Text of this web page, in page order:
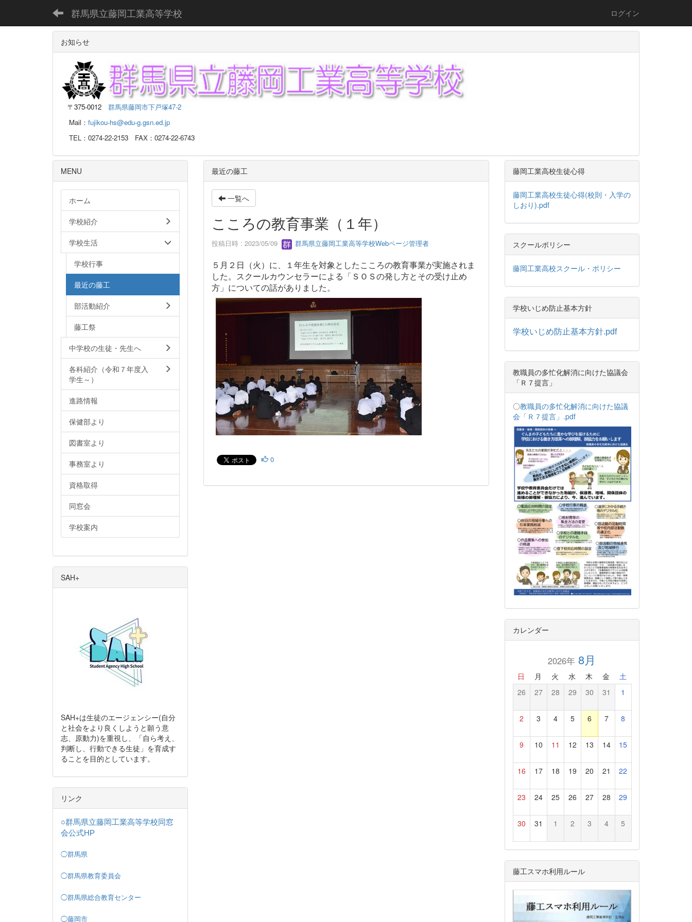
群馬県立藤岡工業高等学校 ログイン
お知らせ
〒375-0012
群馬県藤岡市下戸塚47-2
Mail： fujikou-hs@edu-g.gsn.ed.jp
TEL：0274-22-2153 FAX：0274-22-6743
最近の藤工
一覧へ
こころの教育事業（１年）
投稿日時 : 2023/05/09 群馬県立藤岡工業高等学校Webページ管理者
５月２日（火）に、１年生を対象としたこころの教育事業が実施されま
した。スクールカウンセラーによる「ＳＯＳの発し方とその受け止め
方」についての話がありました。
0
MENU
ホーム
学校紹介
学校生活
学校行事
最近の藤工
部活動紹介
藤工祭
中学校の生徒・先生へ
各科紹介（令和７年度入
学生～）
進路情報
保健部より
図書室より
事務室より
資格取得
同窓会
学校案内
SAH+
SAH+は生徒のエージェンシー(自分
と社会をより良くしようと願う意
志、原動力)を重視し、「自ら考え、
判断し、行動できる生徒」を育成す
ることを目的としています。
リンク
○群馬県立藤岡工業高等学校同窓
会公式HP
◯群馬県
◯群馬県教育委員会
◯群馬県総合教育センター
◯藤岡市
藤岡工業高校生徒心得
藤岡工業高校生徒心得(校則・入学の
しおり).pdf
スクールポリシー
藤岡工業高校スクール・ポリシー
学校いじめ防止基本方針
学校いじめ防止基本方針.pdf
教職員の多忙化解消に向けた協議会
「Ｒ７提言」
〇教職員の多忙化解消に向けた協議
会「Ｒ７提言」.pdf
カレンダー
2026年 8月
日 月 火 水 木 金 土
26 27 28 29 30 31 1
2 3 4 5 6 7 8
9 10 11 12 13 14 15
16 17 18 19 20 21 22
23 24 25 26 27 28 29
30 31 1 2 3 4 5
藤工スマホ利用ルール